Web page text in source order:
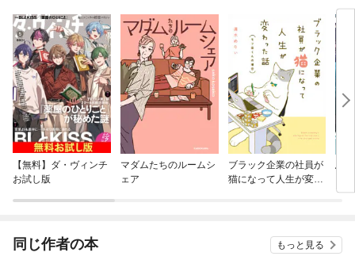
【無料】ダ・ヴィンチ
お試し版
マダムたちのルームシ
ェア
ブラック企業の社員が
猫になって人生が変わ
鳥
同じ作者の本 もっと見る